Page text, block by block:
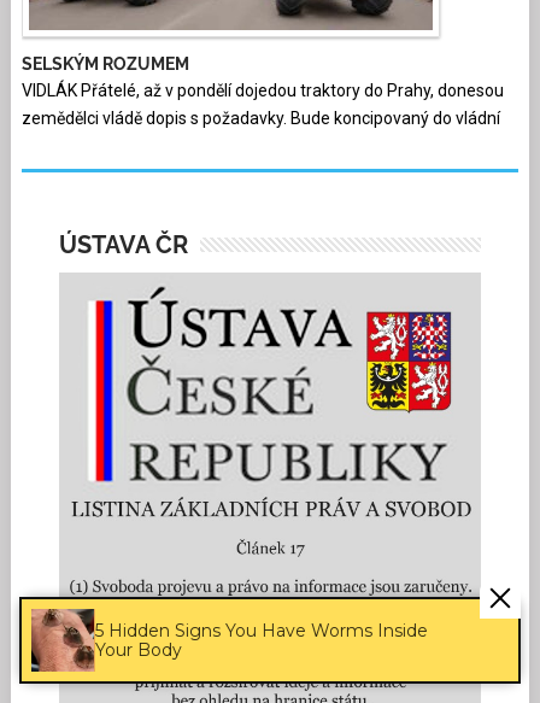
SELSKÝM ROZUMEM
VIDLÁK Přátelé, až v pondělí dojedou traktory do Prahy, donesou
zemědělci vládě dopis s požadavky. Bude koncipovaný do vládní
5 Hidden Signs You Have Worms Inside
Your Body
ÚSTAVA ČR